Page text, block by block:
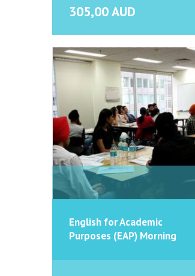
305,00 AUD
English for Academic
Purposes (EAP) Morning